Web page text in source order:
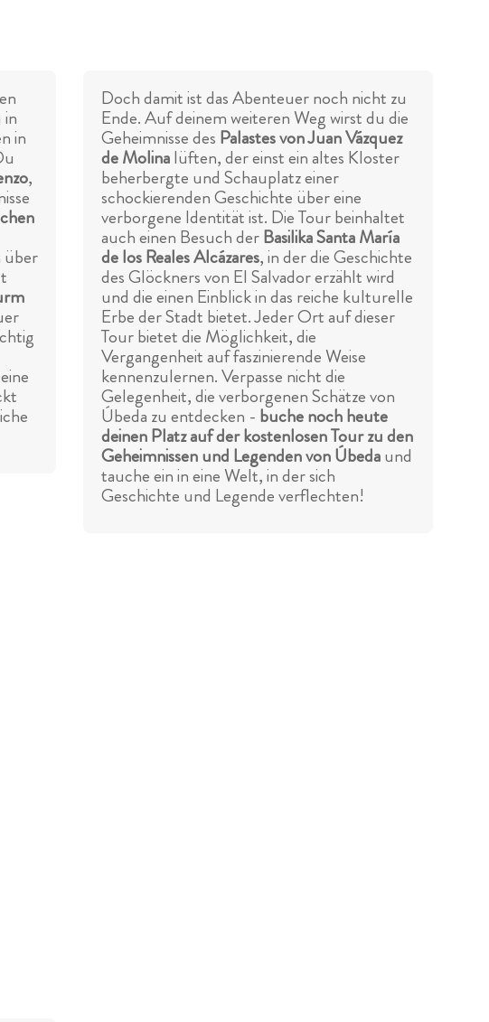
in
,
über
Doch damit ist das Abenteuer noch nicht zu
Ende. Auf deinem weiteren Weg wirst du die
Geheimnisse des Palastes von Juan Vázquez
de Molinalüften, der einst ein altes Kloster
beherbergte und Schauplatz einer
schockierenden Geschichte über eine
verborgene Identität ist. Die Tour beinhaltet
auch einen Besuch derBasilika Santa María
de los Reales Alcázares, in der die Geschichte
des Glöckners von El Salvador erzählt wird
und die einen Einblick in das reiche kulturelle
Erbe der Stadt bietet. Jeder Ort auf dieser
Tour bietet die Möglichkeit, die
Vergangenheit auf faszinierende Weise
kennenzulernen. Verpasse nicht die
Gelegenheit, die verborgenen Schätze von
Úbeda zu entdecken - buche noch heute
deinen Platz auf der kostenlosen Tour zu den
Geheimnissen und Legenden von Úbedaund
tauche ein in eine Welt, in der sich
Geschichte und Legende verflechten!